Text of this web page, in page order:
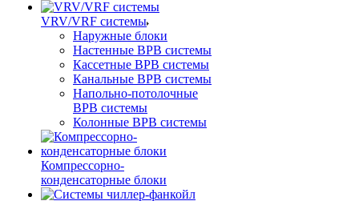
VRV/VRF системы
Наружные блоки
Настенные ВРВ системы
Кассетные ВРВ системы
Канальные ВРВ системы
Напольно-потолочные
ВРВ системы
Колонные ВРВ системы
Компрессорно-
конденсаторные блоки